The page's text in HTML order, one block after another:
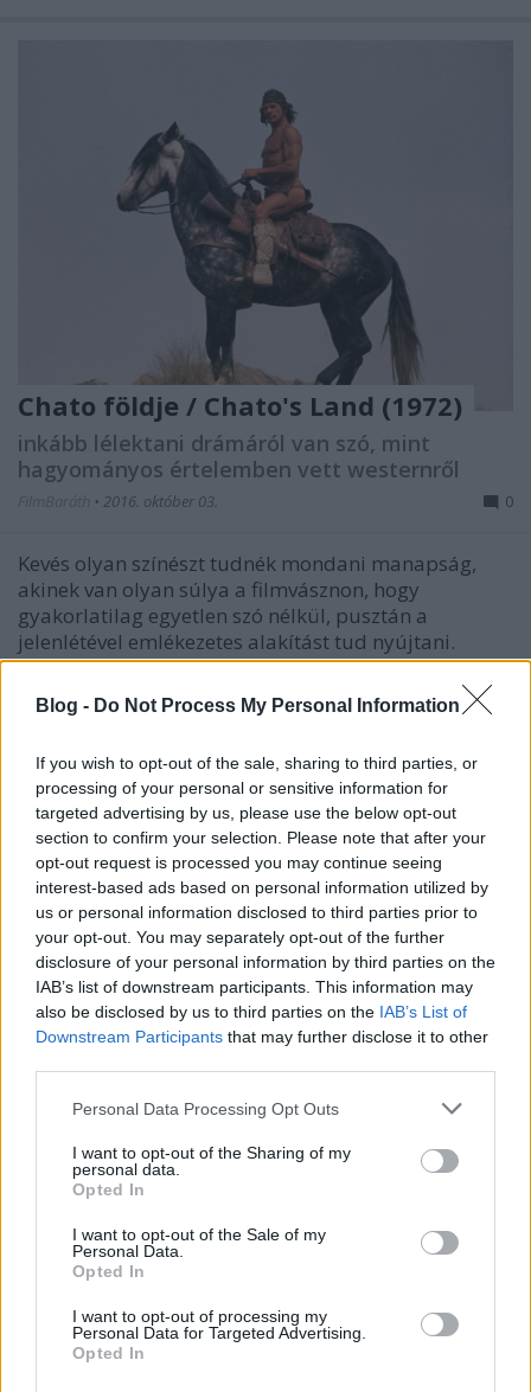
Blog - Do Not Process My Personal Information
If you wish to opt-out of the sale, sharing to third parties, or
processing of your personal or sensitive information for
targeted advertising by us, please use the below opt-out
section to confirm your selection. Please note that after your
opt-out request is processed you may continue seeing
interest-based ads based on personal information utilized by
us or personal information disclosed to third parties prior to
your opt-out. You may separately opt-out of the further
disclosure of your personal information by third parties on the
IAB’s list of downstream participants. This information may
also be disclosed by us to third parties on the IAB’s List of
Downstream Participants that may further disclose it to other
Please note that this website/app uses one or more Google
not limited to your visit or usage behaviour. You may click to
grant or deny consent to Google and its third-party tags to
use your data for below specified purposes in below Google
consent section.
Personal Data Processing Opt Outs
I want to opt-out of the Sharing of my
personal data.
Opted In
I want to opt-out of the Sale of my
Personal Data.
Opted In
I want to opt-out of processing my
Personal Data for Targeted Advertising.
Opted In
Chato földje / Chato's Land (1972)
inkább lélektani drámáról van szó, mint
hagyományos értelemben vett westernről
• 2016. október 03. 0
Kevés olyan színészt tudnék mondani manapság,
akinek van olyan súlya a filmvásznon, hogy
gyakorlatilag egyetlen szó nélkül, pusztán a
jelenlétével emlékezetes alakítást tud nyújtani.
Charles Bronson ilyen volt. Egy olyan férfitípust
testesített meg, amely ma már divatjamúltnak…
A hét mesterlövész / The Magnificent
Seven (2016)
The Man Who Laughs
John Sturges 1960-as western klasszikusa (amelyről
itt olvashatjátok FilmBaráth kritikáját) számomra
sosem volt több mint egy szórakoztató kalandfilm.
Persze egy remek színészgárdával és minden idők
egyik legfülbemászóbb western zenéjével